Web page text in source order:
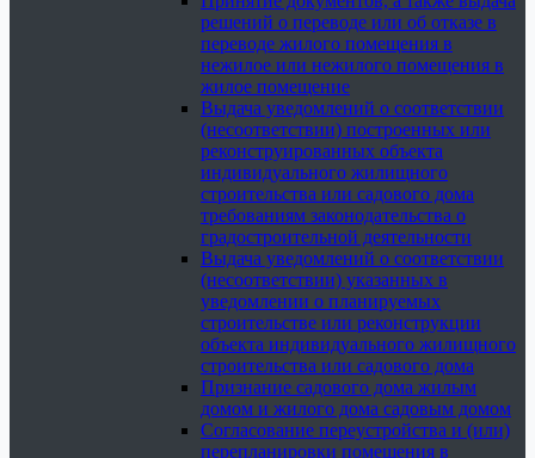
решений о переводе или об отказе в
переводе жилого помещения в
нежилое или нежилого помещения в
жилое помещение
Выдача уведомлений о соответствии
(несоответствии) построенных или
реконструированных объекта
индивидуального жилищного
строительства или садового дома
требованиям законодательства о
градостроительной деятельности
Выдача уведомлений о соответствии
(несоответствии) указанных в
уведомлении о планируемых
строительстве или реконструкции
объекта индивидуального жилищного
строительства или садового дома
Признание садового дома жилым
домом и жилого дома садовым домом
Согласование переустройства и (или)
перепланировки помещения в